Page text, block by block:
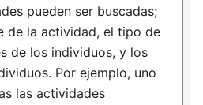
pueden ser buscadas;
de la actividad, el tipo de
de los individuos, y los
Por ejemplo, uno
las actividades